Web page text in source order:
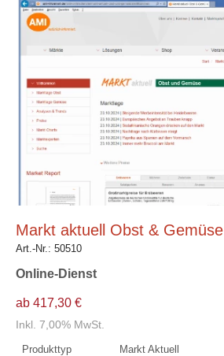
Markt aktuell Obst & Gemüse
Art.-Nr.: 50510
Online-Dienst
ab 417,30 €
Inkl. 7,00% MwSt.
Produkttyp
Markt Aktuell